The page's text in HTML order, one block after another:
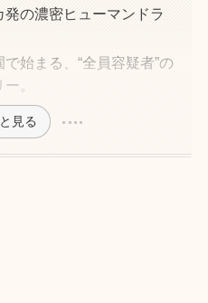
発の濃密ヒューマンドラ
始まる、“全員容疑者”の
。
見る